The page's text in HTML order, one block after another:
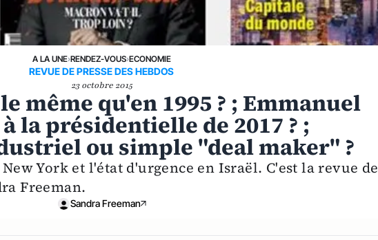
A LA UNE›RENDEZ-VOUS›ECONOMIE
REVUE DE PRESSE DES HEBDOS
23 octobre 2015
même qu'en 1995 ? ; Emmanuel
la présidentielle de 2017 ? ;
ou simple "deal maker" ?
York et l'état d'urgence en Israël. C'est la revue de
Freeman.
Sandra Freeman